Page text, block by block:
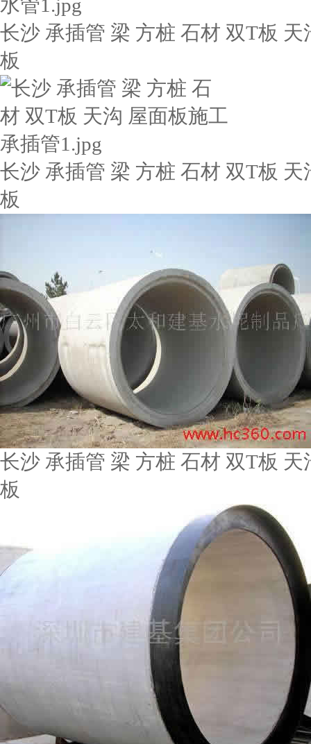
长沙 承插管 梁 方桩 石材 双T板
板
长沙 承插管 梁 方桩 石材 双T板
板
长沙 承插管 梁 方桩 石材 双T板
板